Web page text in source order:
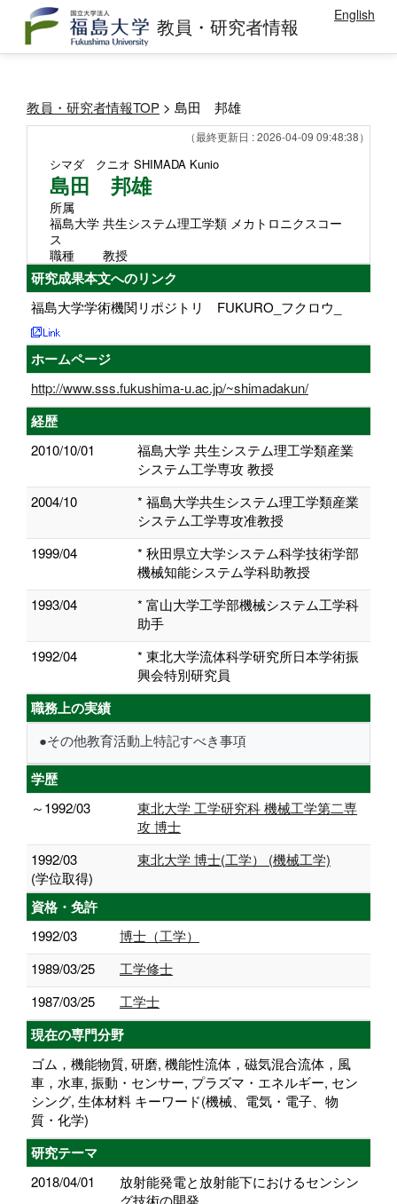
教員・研究者情報 English
教員・研究者情報TOP > 島田 邦雄
（最終更新日 : 2026-04-09 09:48:38）
シマダ クニオ SHIMADA Kunio
島田 邦雄
所属
福島大学 共生システム理工学類 メカトロニクスコー
ス
職種
教授
研究成果本文へのリンク
福島大学学術機関リポジトリ FUKURO_フクロウ_
ホームページ
http://www.sss.fukushima-u.ac.jp/~shimadakun/
経歴
2010/10/01
福島大学 共生システム理工学類産業
システム工学専攻 教授
2004/10
* 福島大学共生システム理工学類産業
システム工学専攻准教授
1999/04
* 秋田県立大学システム科学技術学部
機械知能システム学科助教授
1993/04
* 富山大学工学部機械システム工学科
助手
1992/04
* 東北大学流体科学研究所日本学術振
興会特別研究員
職務上の実績
●その他教育活動上特記すべき事項
学歴
～1992/03
東北大学 工学研究科 機械工学第二専
攻 博士
1992/03
(学位取得)
東北大学 博士(工学） (機械工学)
資格・免許
1992/03
博士（工学）
1989/03/25
工学修士
1987/03/25
工学士
現在の専門分野
ゴム，機能物質, 研磨, 機能性流体，磁気混合流体，風
車，水車, 振動・センサー, プラズマ・エネルギー, セン
シング, 生体材料 キーワード(機械、電気・電子、物
質・化学)
研究テーマ
2018/04/01
放射能発電と放射能下におけるセンシン
グ技術の開発